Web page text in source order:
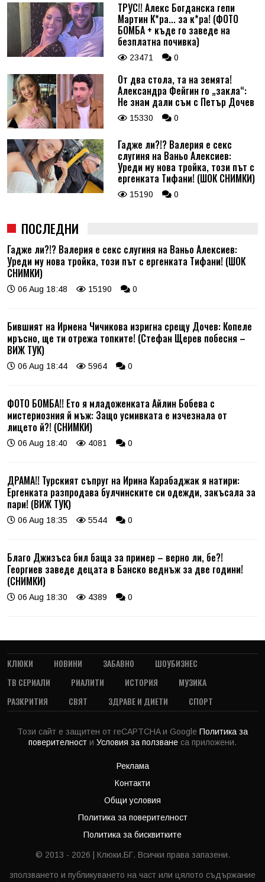
ТРУС!! Алекс Богданска гепи
Мартин К*ра... за к*ра! (ФОТО
БОМБА + къде го заведе на
безплатна почивка)
23471 0
От два стола, та на земята!
Александра Фейгин го „закла“:
Не знам дали съм с Петър Дочев
15330 0
Гадже ли?!? Валерия е секс
слугиня на Ваньо Алексиев:
Уреди му нова тройка, този път с
ергенката Тифани! (ШОК СНИМКИ)
15190 0
ПОСЛЕДНИ
Гадже ли?!? Валерия е секс слугиня на Ваньо Алексиев:
Уреди му нова тройка, този път с ергенката Тифани! (ШОК
СНИМКИ)
06 Aug 18:48 15190 0
Бившият на Ирмена Чичикова изригна срещу Дочев: Копеле
мръсно, ще ти отрежа топките! (Стефан Щерев побесня –
ВИЖ ТУК)
06 Aug 18:44 5964 0
ФОТО БОМБА!! Ето я младоженката Айлин Бобева с
мистериозния й мъж: Защо усмивката е изчезнала от
лицето й?! (СНИМКИ)
06 Aug 18:40 4081 0
ДРАМА!! Турският съпруг на Ирина Карабаджак я натири:
Ергенката разпродава булчинските си одежди, закъсала за
пари! (ВИЖ ТУК)
06 Aug 18:35 5544 0
Благо Джизъса бил баща за пример – верно ли, бе?!
Георгиев заведе децата в Банско веднъж за две години!
(СНИМКИ)
06 Aug 18:30 4389 0
КЛЮКИ НОВИНИ ЗАБАВНО
ШОУБИЗНЕС
ТВ СЕРИАЛИ
РИАЛИТИ ИСТОРИЯ
МУЗИКА
РАЗКРИТИЯ
СВЯТ ЗДРАВЕ И ДИЕТИ СПОРТ
Този сайт е защитен от reCAPTCHA и Google Политика за
поверителност и Условия за ползване са приложени.
Реклама
Контакти
Общи условия
Политика за поверителност
Политика за бисквитките
© 2013 - 2026 | Клюки.БГ. Всички права запазени.
зползването и публикуването на част или цялото съдържание